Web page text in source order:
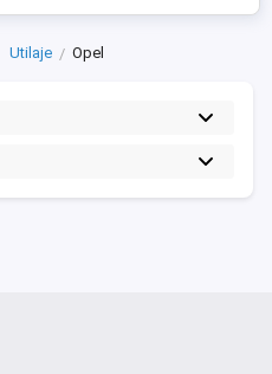
Utilaje Opel